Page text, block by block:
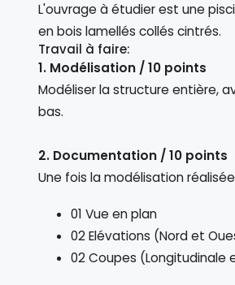
L'ouvrage à étudier est une
en bois lamellés collés cintrés.
Travail à faire:
1. Modélisation / 10 points
Modéliser la structure entière,
bas.
2. Documentation / 10 points
Une fois la modélisation
01 Vue en plan
02 Elévations (Nord et
02 Coupes (Longitudinale